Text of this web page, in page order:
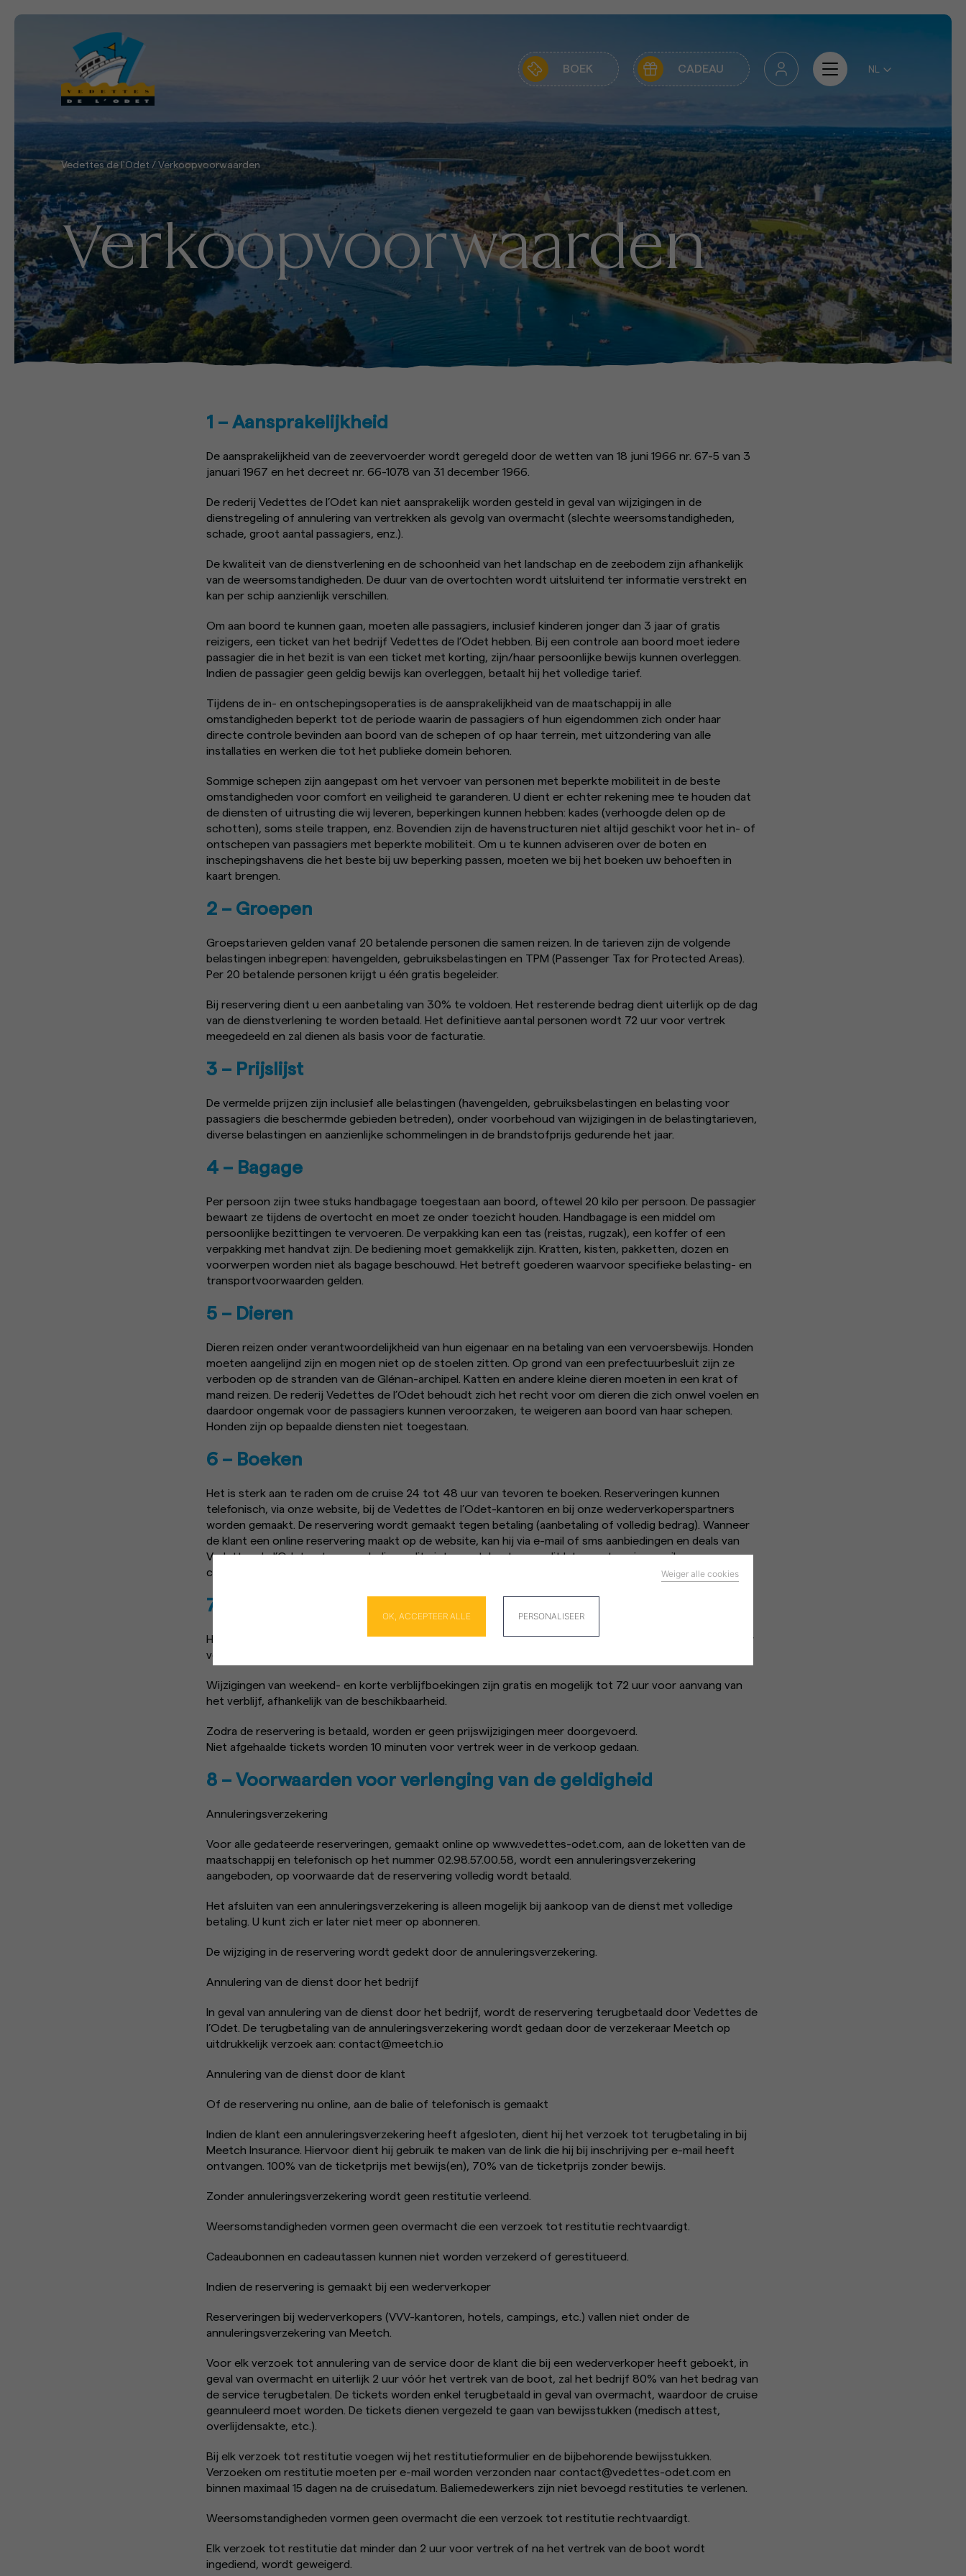
Cookies beheer paneel
OK, ACCEPTEER ALLE
Weiger alle cookies
PERSONALISEER
BOEK CADEAU
Vedettes de l'Odet /Verkoopvoorwaarden
Verkoopvoorwaarden
1 – Aansprakelijkheid
De aansprakelijkheid van de zeevervoerder wordt geregeld door de wetten van 18 juni 1966 nr. 67-5 van 3
januari 1967 en het decreet nr. 66-1078 van 31 december 1966.
De rederij Vedettes de l’Odet kan niet aansprakelijk worden gesteld in geval van wijzigingen in de
dienstregeling of annulering van vertrekken als gevolg van overmacht (slechte weersomstandigheden,
schade, groot aantal passagiers, enz.).
De kwaliteit van de dienstverlening en de schoonheid van het landschap en de zeebodem zijn afhankelijk
van de weersomstandigheden. De duur van de overtochten wordt uitsluitend ter informatie verstrekt en
kan per schip aanzienlijk verschillen.
Om aan boord te kunnen gaan, moeten alle passagiers, inclusief kinderen jonger dan 3 jaar of gratis
reizigers, een ticket van het bedrijf Vedettes de l’Odet hebben. Bij een controle aan boord moet iedere
passagier die in het bezit is van een ticket met korting, zijn/haar persoonlijke bewijs kunnen overleggen.
Indien de passagier geen geldig bewijs kan overleggen, betaalt hij het volledige tarief.
Tijdens de in- en ontschepingsoperaties is de aansprakelijkheid van de maatschappij in alle
omstandigheden beperkt tot de periode waarin de passagiers of hun eigendommen zich onder haar
directe controle bevinden aan boord van de schepen of op haar terrein, met uitzondering van alle
installaties en werken die tot het publieke domein behoren.
Sommige schepen zijn aangepast om het vervoer van personen met beperkte mobiliteit in de beste
omstandigheden voor comfort en veiligheid te garanderen. U dient er echter rekening mee te houden dat
de diensten of uitrusting die wij leveren, beperkingen kunnen hebben: kades (verhoogde delen op de
schotten), soms steile trappen, enz. Bovendien zijn de havenstructuren niet altijd geschikt voor het in- of
ontschepen van passagiers met beperkte mobiliteit. Om u te kunnen adviseren over de boten en
inschepingshavens die het beste bij uw beperking passen, moeten we bij het boeken uw behoeften in
kaart brengen.
2 – Groepen
Groepstarieven gelden vanaf 20 betalende personen die samen reizen. In de tarieven zijn de volgende
belastingen inbegrepen: havengelden, gebruiksbelastingen en TPM (Passenger Tax for Protected Areas).
Per 20 betalende personen krijgt u één gratis begeleider.
Bij reservering dient u een aanbetaling van 30% te voldoen. Het resterende bedrag dient uiterlijk op de dag
van de dienstverlening te worden betaald. Het definitieve aantal personen wordt 72 uur voor vertrek
meegedeeld en zal dienen als basis voor de facturatie.
3 – Prijslijst
De vermelde prijzen zijn inclusief alle belastingen (havengelden, gebruiksbelastingen en belasting voor
passagiers die beschermde gebieden betreden), onder voorbehoud van wijzigingen in de belastingtarieven,
diverse belastingen en aanzienlijke schommelingen in de brandstofprijs gedurende het jaar.
4 – Bagage
Per persoon zijn twee stuks handbagage toegestaan ​​aan boord, oftewel 20 kilo per persoon. De passagier
bewaart ze tijdens de overtocht en moet ze onder toezicht houden. Handbagage is een middel om
persoonlijke bezittingen te vervoeren. De verpakking kan een tas (reistas, rugzak), een koffer of een
verpakking met handvat zijn. De bediening moet gemakkelijk zijn. Kratten, kisten, pakketten, dozen en
voorwerpen worden niet als bagage beschouwd. Het betreft goederen waarvoor specifieke belasting- en
transportvoorwaarden gelden.
5 – Dieren
Dieren reizen onder verantwoordelijkheid van hun eigenaar en na betaling van een vervoersbewijs. Honden
moeten aangelijnd zijn en mogen niet op de stoelen zitten. Op grond van een prefectuurbesluit zijn ze
verboden op de stranden van de Glénan-archipel. Katten en andere kleine dieren moeten in een krat of
mand reizen. De rederij Vedettes de l’Odet behoudt zich het recht voor om dieren die zich onwel voelen en
daardoor ongemak voor de passagiers kunnen veroorzaken, te weigeren aan boord van haar schepen.
Honden zijn op bepaalde diensten niet toegestaan.
6 – Boeken
Het is sterk aan te raden om de cruise 24 tot 48 uur van tevoren te boeken. Reserveringen kunnen
telefonisch, via onze website, bij de Vedettes de l’Odet-kantoren en bij onze wederverkoperspartners
worden gemaakt. De reservering wordt gemaakt tegen betaling (aanbetaling of volledig bedrag). Wanneer
de klant een online reservering maakt op de website, kan hij via e-mail of sms aanbiedingen en deals van
Vedettes de l’Odet ontvangen. Indien u dit niet wenst, kunt u ons dit laten weten via e-mail:
contact@vedettes-odet.com
7 – Wijzigings- en annuleringsvoorwaarden
Het wijzigen van cruisereserveringen is gratis en mogelijk binnen het aantal beschikbare plaatsen tot 2 uur
voor vertrek.
Wijzigingen van weekend- en korte verblijfboekingen zijn gratis en mogelijk tot 72 uur voor aanvang van
het verblijf, afhankelijk van de beschikbaarheid.
Zodra de reservering is betaald, worden er geen prijswijzigingen meer doorgevoerd.
Niet afgehaalde tickets worden 10 minuten voor vertrek weer in de verkoop gedaan.
8 – Voorwaarden voor verlenging van de geldigheid
Annuleringsverzekering
Voor alle gedateerde reserveringen, gemaakt online op www.vedettes-odet.com, aan de loketten van de
maatschappij en telefonisch op het nummer 02.98.57.00.58, wordt een annuleringsverzekering
aangeboden, op voorwaarde dat de reservering volledig wordt betaald.
Het afsluiten van een annuleringsverzekering is alleen mogelijk bij aankoop van de dienst met volledige
betaling. U kunt zich er later niet meer op abonneren.
De wijziging in de reservering wordt gedekt door de annuleringsverzekering.
Annulering van de dienst door het bedrijf
In geval van annulering van de dienst door het bedrijf, wordt de reservering terugbetaald door Vedettes de
l’Odet. De terugbetaling van de annuleringsverzekering wordt gedaan door de verzekeraar Meetch op
uitdrukkelijk verzoek aan: contact@meetch.io
Annulering van de dienst door de klant
Of de reservering nu online, aan de balie of telefonisch is gemaakt
Indien de klant een annuleringsverzekering heeft afgesloten, dient hij het verzoek tot terugbetaling in bij
Meetch Insurance. Hiervoor dient hij gebruik te maken van de link die hij bij inschrijving per e-mail heeft
ontvangen. 100% van de ticketprijs met bewijs(en), 70% van de ticketprijs zonder bewijs.
Zonder annuleringsverzekering wordt geen restitutie verleend.
Weersomstandigheden vormen geen overmacht die een verzoek tot restitutie rechtvaardigt.
Cadeaubonnen en cadeautassen kunnen niet worden verzekerd of gerestitueerd.
Indien de reservering is gemaakt bij een wederverkoper
Reserveringen bij wederverkopers (VVV-kantoren, hotels, campings, etc.) vallen niet onder de
annuleringsverzekering van Meetch.
Voor elk verzoek tot annulering van de service door de klant die bij een wederverkoper heeft geboekt, in
geval van overmacht en uiterlijk 2 uur vóór het vertrek van de boot, zal het bedrijf 80% van het bedrag van
de service terugbetalen. De tickets worden enkel terugbetaald in geval van overmacht, waardoor de cruise
geannuleerd moet worden. De tickets dienen vergezeld te gaan van bewijsstukken (medisch attest,
overlijdensakte, etc.).
Bij elk verzoek tot restitutie voegen wij het restitutieformulier en de bijbehorende bewijsstukken.
Verzoeken om restitutie moeten per e-mail worden verzonden naar contact@vedettes-odet.com en
binnen maximaal 15 dagen na de cruisedatum. Baliemedewerkers zijn niet bevoegd restituties te verlenen.
Weersomstandigheden vormen geen overmacht die een verzoek tot restitutie rechtvaardigt.
Elk verzoek tot restitutie dat minder dan 2 uur voor vertrek of na het vertrek van de boot wordt
ingediend, wordt geweigerd.